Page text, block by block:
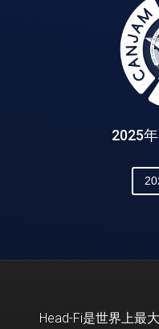
2025
Head-Fi是世界上最